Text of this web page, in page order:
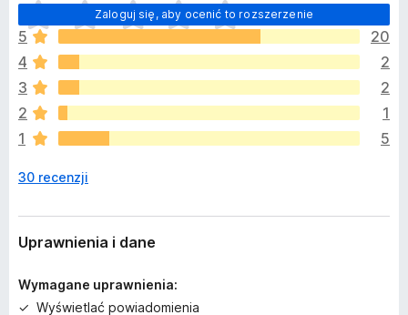
Zaloguj się, aby ocenić to rozszerzenie
N
i
e
m
a
e
s
c
e
o
e
5
20
4
2
3
2
2
1
1
5
30 recenzji
Uprawnienia i dane
Wymagane uprawnienia:
Wyświetlać powiadomienia